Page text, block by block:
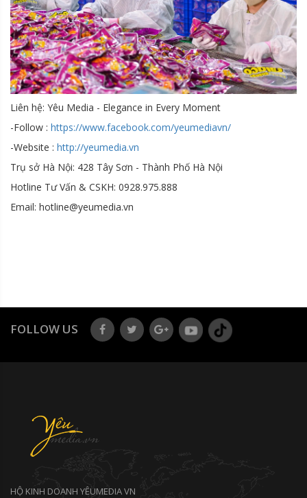
Liên hệ: Yêu Media - Elegance in Every Moment
-Follow : https://www.facebook.com/yeumediavn/
-Website : http://yeumedia.vn
Trụ sở Hà Nội: 428 Tây Sơn - Thành Phố Hà Nội
Hotline Tư Vấn & CSKH: 0928.975.888
Email: hotline@yeumedia.vn
FOLLOW US
HỘ KINH DOANH YÊUMEDIA VN